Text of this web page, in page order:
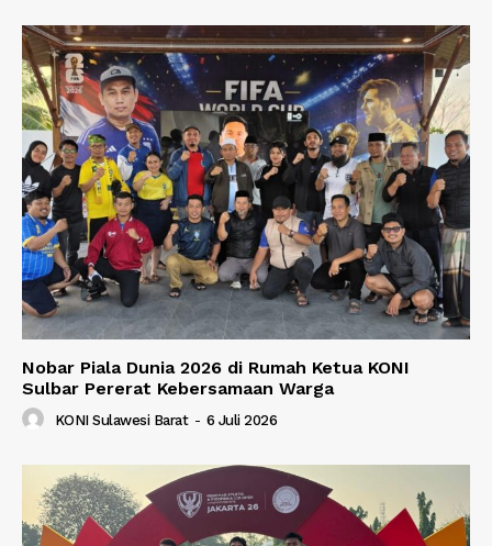
Nobar Piala Dunia 2026 di Rumah Ketua KONI
Sulbar Pererat Kebersamaan Warga
KONI Sulawesi Barat - 6 Juli 2026